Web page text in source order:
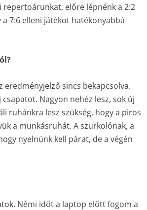
repertoárunkat, előre lépnénk a 2:2
7:6 elleni játékot hatékonyabbá
sincs bekapcsolva.
Nagyon nehéz lesz, sok új
ruhánkra lesz szükség, hogy a piros
a munkásruhát. A szurkolónak, a
nyelnünk kell párat, de a végén
Némi időt a laptop előtt fogom a